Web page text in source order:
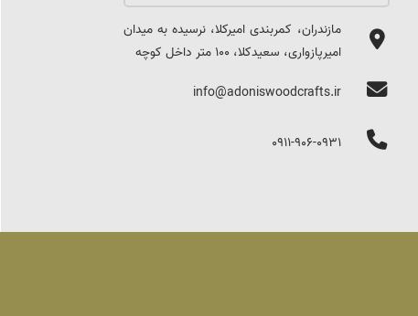
مازندران، کمربندی امیرکلا، نرسیده به میدان
امیرپازواری، سعیدکلا، 100 متر داخل کوچه
info@adoniswoodcrafts.ir
0911-906-0931